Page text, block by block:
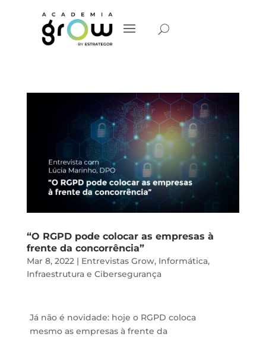
“O RGPD pode colocar as empresas à
frente da concorrência”
Mar 8, 2022 | Entrevistas Grow, Informática,
Infraestrutura e Cibersegurança
Já não é novidade: hoje o RGPD coloca
mesmo as empresas à frente da